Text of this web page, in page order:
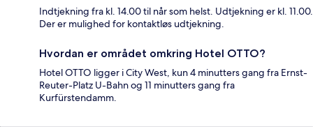
Indtjekning fra kl. 14.00 til når som helst. Udtjekning er kl. 11.00.
Der er mulighed for kontaktløs udtjekning.
Hvordan er området omkring Hotel OTTO?
Hotel OTTO ligger i City West, kun 4 minutters gang fra Ernst-
Reuter-Platz U-Bahn og 11 minutters gang fra
Kurfürstendamm.